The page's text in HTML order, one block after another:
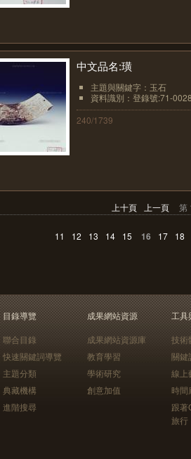
中文品名:璜
主題與關鍵字：玉石
資料識別：登錄號:71-
240/1739
上十頁 上一頁 第
11 12 13 14 15 16 17 18
目錄導覽
聯合目錄
快速關鍵詞導覽
主題分類
典藏機構
進階搜尋
成果網站資源
成果網站資源庫
教育學習
學術研究
創意加值
工具
技術
關鍵
線上
時間
跟
旅行